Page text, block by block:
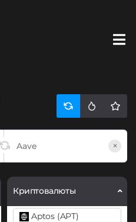
×
Криптовалюты
Aptos (APT)